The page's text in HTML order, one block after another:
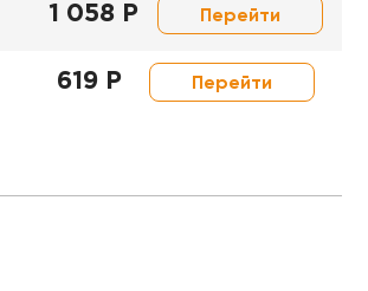
1 058 Р Перейти
619 Р Перейти